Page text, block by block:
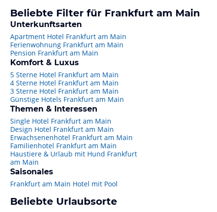
Beliebte Filter für Frankfurt am Main
Unterkunftsarten
Apartment Hotel Frankfurt am Main
Ferienwohnung Frankfurt am Main
Pension Frankfurt am Main
Komfort & Luxus
5 Sterne Hotel Frankfurt am Main
4 Sterne Hotel Frankfurt am Main
3 Sterne Hotel Frankfurt am Main
Günstige Hotels Frankfurt am Main
Themen & Interessen
Single Hotel Frankfurt am Main
Design Hotel Frankfurt am Main
Erwachsenenhotel Frankfurt am Main
Familienhotel Frankfurt am Main
Haustiere & Urlaub mit Hund Frankfurt
am Main
Saisonales
Frankfurt am Main Hotel mit Pool
Beliebte Urlaubsorte